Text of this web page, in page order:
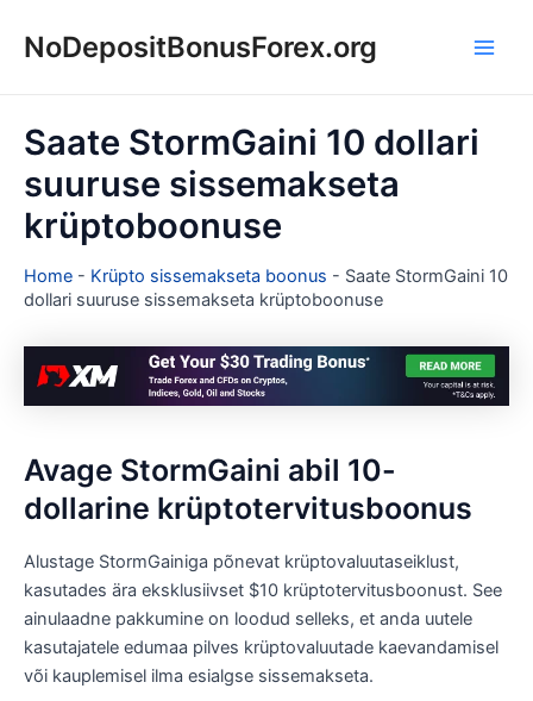
NoDepositBonusForex.org
Saate StormGaini 10 dollari
suuruse sissemakseta
krüptoboonuse
Home - Krüpto sissemakseta boonus - Saate StormGaini 10
dollari suuruse sissemakseta krüptoboonuse
Avage StormGaini abil 10-
dollarine krüptotervitusboonus
Alustage StormGainiga põnevat krüptovaluutaseiklust,
kasutades ära eksklusiivset $10 krüptotervitusboonust. See
ainulaadne pakkumine on loodud selleks, et anda uutele
kasutajatele edumaa pilves krüptovaluutade kaevandamisel
või kauplemisel ilma esialgse sissemakseta.